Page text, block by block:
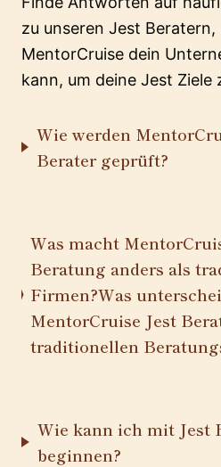
zu unseren Jest
MentorCruise dein
kann, um deine Jest Ziele
Wie werden
Berater geprüft?
Was macht
Beratung anders als
Firmen?Was
MentorCruise Jest
traditionellen
Wie kann ich mit Jest
beginnen?